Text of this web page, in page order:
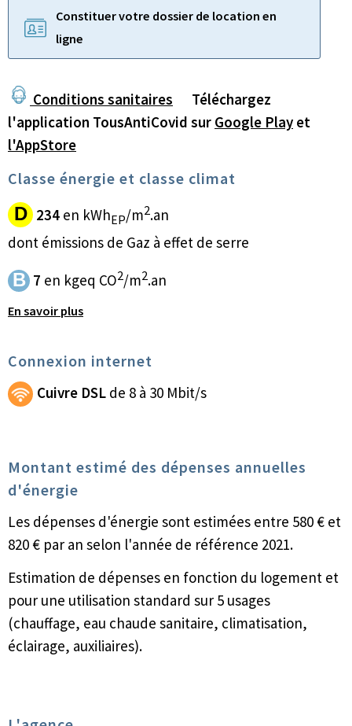
Constituer votre dossier de location en
ligne
Conditions sanitaires Téléchargez
l'application TousAntiCovid sur Google Play et
l'AppStore
Classe énergie et classe climat
D 234 en kWhEP/m2.an
dont émissions de Gaz à effet de serre
B 7 en kgeq CO2/m2.an
En savoir plus
Connexion internet
Cuivre DSL de 8 à 30 Mbit/s
Montant estimé des dépenses annuelles
d'énergie
Les dépenses d'énergie sont estimées entre 580 € et
820 € par an selon l'année de référence 2021.
Estimation de dépenses en fonction du logement et
pour une utilisation standard sur 5 usages
(chauffage, eau chaude sanitaire, climatisation,
éclairage, auxiliaires).